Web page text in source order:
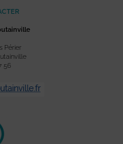
Périer
56